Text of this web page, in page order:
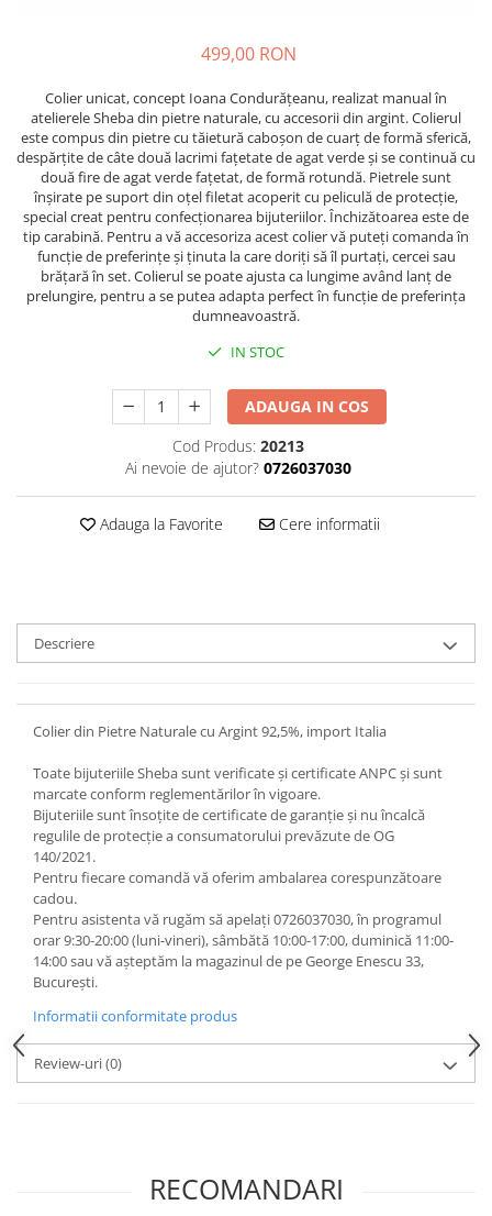
499,00 RON
Colier unicat, concept Ioana Condurățeanu, realizat manual în
atelierele Sheba din pietre naturale, cu accesorii din argint. Colierul
este compus din pietre cu tăietură caboșon de cuarț de formă sferică,
despărțite de câte două lacrimi fațetate de agat verde și se continuă cu
două fire de agat verde fațetat, de formă rotundă. Pietrele sunt
înșirate pe suport din oțel filetat acoperit cu peliculă de protecție,
special creat pentru confecționarea bijuteriilor. Închizătoarea este de
tip carabină. Pentru a vă accesoriza acest colier vă puteți comanda în
funcție de preferințe și ținuta la care doriți să îl purtați, cercei sau
brățară în set. Colierul se poate ajusta ca lungime având lanț de
prelungire, pentru a se putea adapta perfect în funcție de preferința
dumneavoastră.
IN STOC
ADAUGA IN COS
Cod Produs: 20213
Ai nevoie de ajutor? 0726037030
Adauga la Favorite Cere informatii
Descriere
Colier din Pietre Naturale cu Argint 92,5%, import Italia
Toate bijuteriile Sheba sunt verificate şi certificate ANPC și sunt
marcate conform reglementărilor în vigoare.
Bijuteriile sunt însoţite de certificate de garanţie și nu încalcă
regulile de protecție a consumatorului prevăzute de OG
140/2021.
Pentru fiecare comandă vă oferim ambalarea corespunzătoare
cadou.
Pentru asistenta vă rugăm să apelați 0726037030, în programul
orar 9:30-20:00 (luni-vineri), sâmbătă 10:00-17:00, duminică 11:00-
14:00 sau vă așteptăm la magazinul de pe George Enescu 33,
București.
Informatii conformitate produs
Review-uri(0)
RECOMANDARI